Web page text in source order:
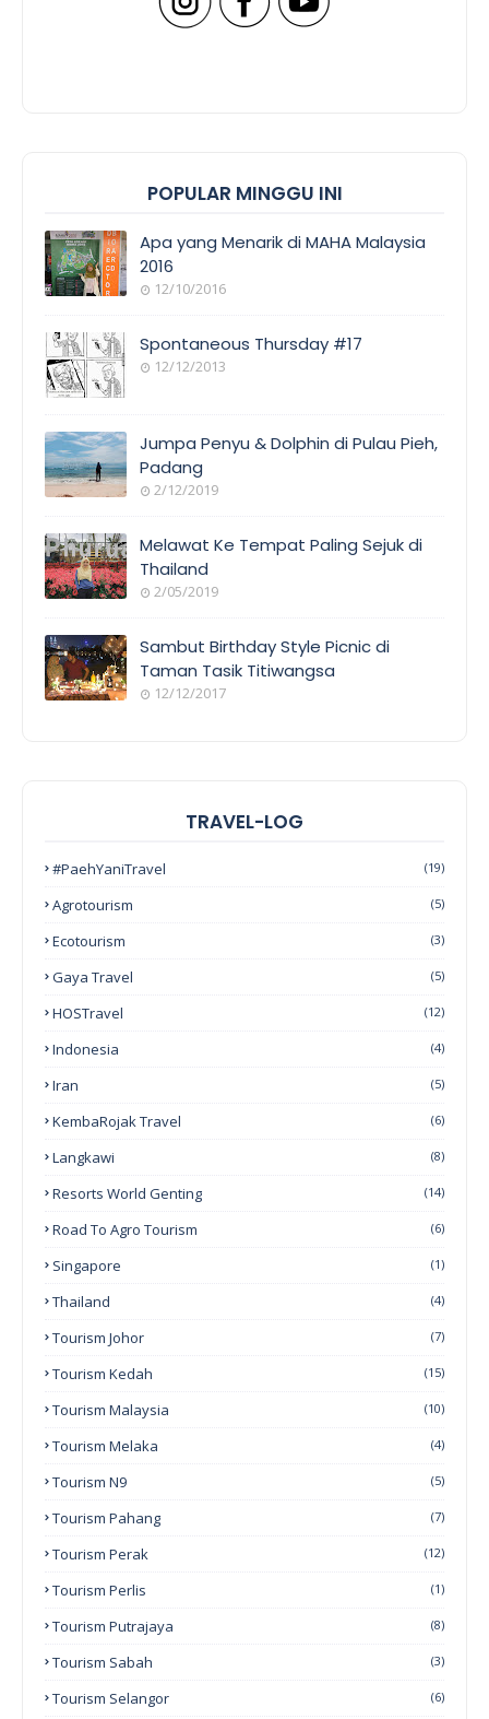
POPULAR MINGGU INI
Apa yang Menarik di MAHA Malaysia
2016
12/10/2016
Spontaneous Thursday #17
12/12/2013
Jumpa Penyu & Dolphin di Pulau Pieh,
Padang
2/12/2019
Melawat Ke Tempat Paling Sejuk di
Thailand
2/05/2019
Sambut Birthday Style Picnic di
Taman Tasik Titiwangsa
12/12/2017
TRAVEL-LOG
#PaehYaniTravel (19)
Agrotourism (5)
Ecotourism (3)
Gaya Travel (5)
HOSTravel (12)
Indonesia (4)
Iran (5)
KembaRojak Travel (6)
Langkawi (8)
Resorts World Genting (14)
Road To Agro Tourism (6)
Singapore (1)
Thailand (4)
Tourism Johor (7)
Tourism Kedah (15)
Tourism Malaysia (10)
Tourism Melaka (4)
Tourism N9 (5)
Tourism Pahang (7)
Tourism Perak (12)
Tourism Perlis (1)
Tourism Putrajaya (8)
Tourism Sabah (3)
Tourism Selangor (6)